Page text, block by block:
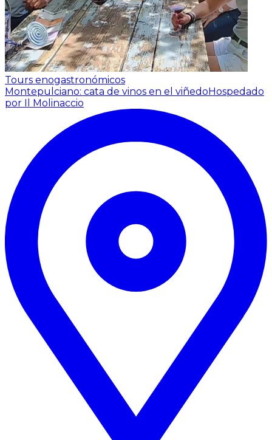
Tours enogastronómicos
Montepulciano: cata de vinos en el viñedo Hospedado
por Il Molinaccio